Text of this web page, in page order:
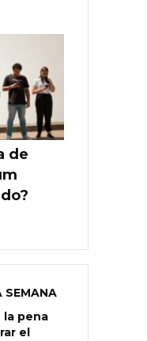
de
SEMANA
la pena
el